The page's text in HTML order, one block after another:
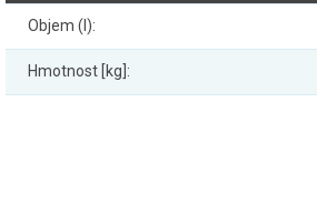
Objem (l):
Hmotnost [kg]: